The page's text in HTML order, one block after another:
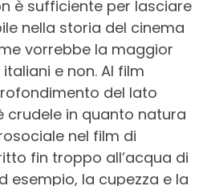
è sufficiente per lasciare
nella storia del cinema
vorrebbe la maggior
e non. Al film
del lato
crudele in quanto natura
nel film di
fin troppo all’acqua di
esempio, la cupezza e la